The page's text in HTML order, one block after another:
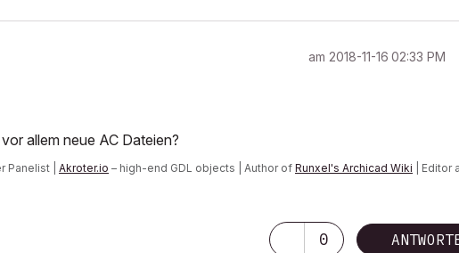
am ‎2018-11-16 02:33 PM
allem neue AC Dateien?
Panelist | Akroter.io – high-end GDL objects | Author of Runxel's Archicad Wiki | Editor
must be destroyed»
0